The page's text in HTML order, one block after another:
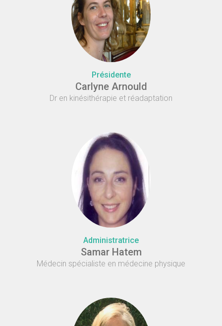
Présidente
Carlyne Arnould
Dr en kinésithérapie et réadaptation
Administratrice
Samar Hatem
Médecin spécialiste en médecine physique